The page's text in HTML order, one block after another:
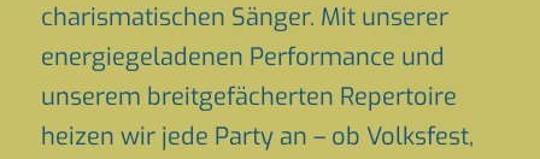
charismatischen Sänger. Mit unserer
energiegeladenen Performance und
unserem breitgefächerten Repertoire
heizen wir jede Party an – ob Volksfest,